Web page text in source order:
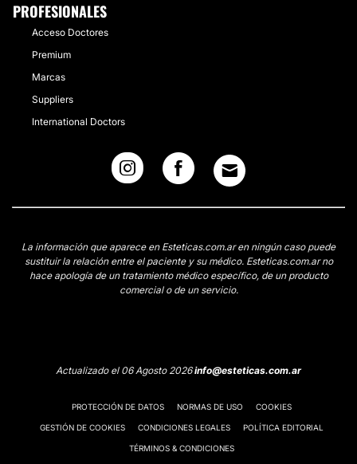
PROFESIONALES
Acceso Doctores
Premium
Marcas
Suppliers
International Doctors
La información que aparece en Esteticas.com.ar en ningún caso puede
sustituir la relación entre el paciente y su médico. Esteticas.com.ar no
hace apología de un tratamiento médico específico, de un producto
comercial o de un servicio.
Actualizado el 06 Agosto 2026info@esteticas.com.ar
PROTECCIÓN DE DATOS NORMAS DE USO COOKIES
GESTIÓN DE COOKIES CONDICIONES LEGALES POLÍTICA EDITORIAL
TÉRMINOS & CONDICIONES